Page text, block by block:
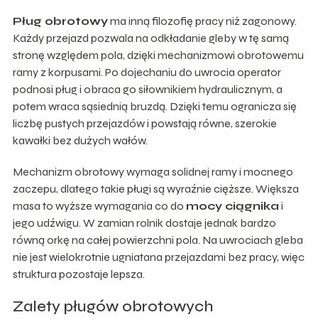
Pług obrotowyma inną filozofię pracy niż zagonowy.
Każdy przejazd pozwala na odkładanie gleby w tę samą
stronę względem pola, dzięki mechanizmowi obrotowemu
ramy z korpusami. Po dojechaniu do uwrocia operator
podnosi pług i obraca go siłownikiem hydraulicznym, a
potem wraca sąsiednią bruzdą. Dzięki temu ogranicza się
liczbę pustych przejazdów i powstają równe, szerokie
kawałki bez dużych wałów.
Mechanizm obrotowy wymaga solidnej ramy i mocnego
zaczepu, dlatego takie pługi są wyraźnie cięższe. Większa
masa to wyższe wymagania co do mocy ciągnika i
jego udźwigu. W zamian rolnik dostaje jednak bardzo
równą orkę na całej powierzchni pola. Na uwrociach gleba
nie jest wielokrotnie ugniatana przejazdami bez pracy, więc
struktura pozostaje lepsza.
Zalety pługów obrotowych